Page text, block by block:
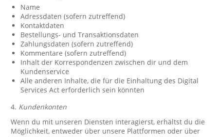
Name
Adressdaten (sofern zutreffend)
Kontaktdaten
Bestellungs- und Transaktionsdaten
Zahlungsdaten (sofern zutreffend)
Kommentare (sofern zutreffend)
Inhalt der Korrespondenzen zwischen dir und dem
Kundenservice
Alle anderen Inhalte, die für die Einhaltung des Digital
Services Act erforderlich sein könnten
4. Kundenkonten
Wenn du mit unseren Diensten interagierst, erhältst du die
Möglichkeit, entweder über unsere Plattformen oder über